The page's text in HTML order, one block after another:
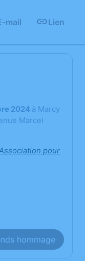
mail Lien
2024 à Marcy
Marcel
pour
hommage